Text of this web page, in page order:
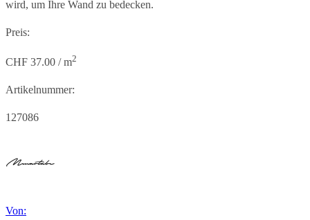
wird, um Ihre Wand zu bedecken.
Preis:
CHF 37.00 / m2
Artikelnummer:
127086
Von: